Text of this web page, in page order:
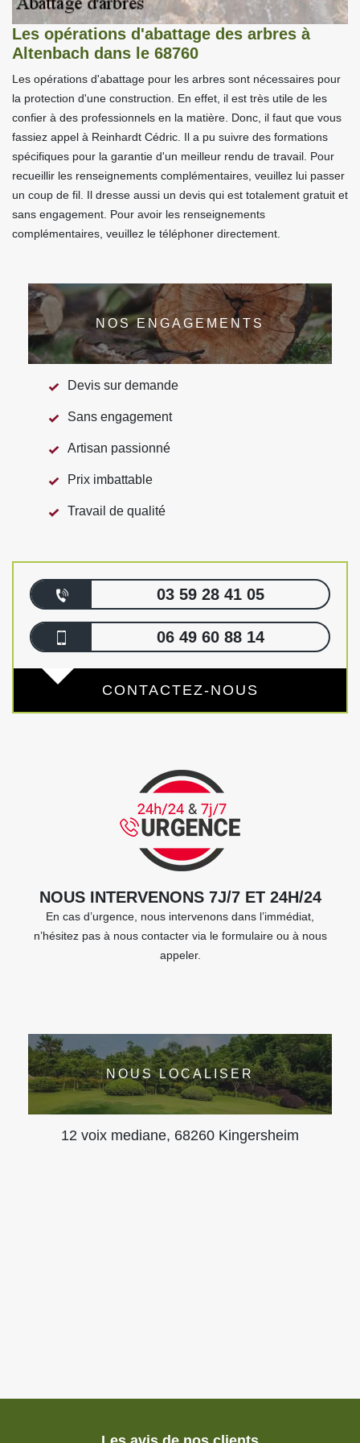
Les opérations d'abattage des arbres à
Altenbach dans le 68760
Les opérations d'abattage pour les arbres sont nécessaires pour
la protection d'une construction. En effet, il est très utile de les
confier à des professionnels en la matière. Donc, il faut que vous
fassiez appel à Reinhardt Cédric. Il a pu suivre des formations
spécifiques pour la garantie d'un meilleur rendu de travail. Pour
recueillir les renseignements complémentaires, veuillez lui passer
un coup de fil. Il dresse aussi un devis qui est totalement gratuit et
sans engagement. Pour avoir les renseignements
complémentaires, veuillez le téléphoner directement.
NOS ENGAGEMENTS
Devis sur demande
Sans engagement
Artisan passionné
Prix imbattable
Travail de qualité
03 59 28 41 05
06 49 60 88 14
CONTACTEZ-NOUS
NOUS INTERVENONS 7J/7 ET 24H/24
En cas d’urgence, nous intervenons dans l’immédiat,
n’hésitez pas à nous contacter via le formulaire ou à nous
appeler.
NOUS LOCALISER
12 voix mediane, 68260 Kingersheim